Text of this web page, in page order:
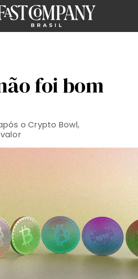
foi bom
o Crypto Bowl,